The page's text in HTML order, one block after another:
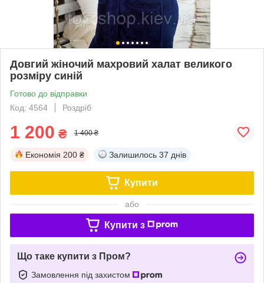
Довгий жіночий махровий халат великого
розміру синій
Готово до відправки
Код: 4564
Роздріб
1 200 ₴ 1 400 ₴
Економія 200 ₴ Залишилось 37 днів
Купити
або
Купити з
Що таке купити з Пром?
Замовлення під захистом